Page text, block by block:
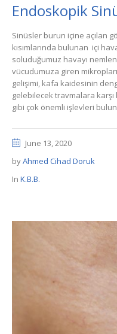
Endoskopik
Sinüsler burun içine açılan
kısımlarında bulunan içi
soluduğumuz havayı
vücudumuza giren
gelişimi, kafa kaidesinin
gelebilecek travmalara
gibi çok önemli işlevleri
June 13, 2020
byAhmed Cihad Doruk
In K.B.B.